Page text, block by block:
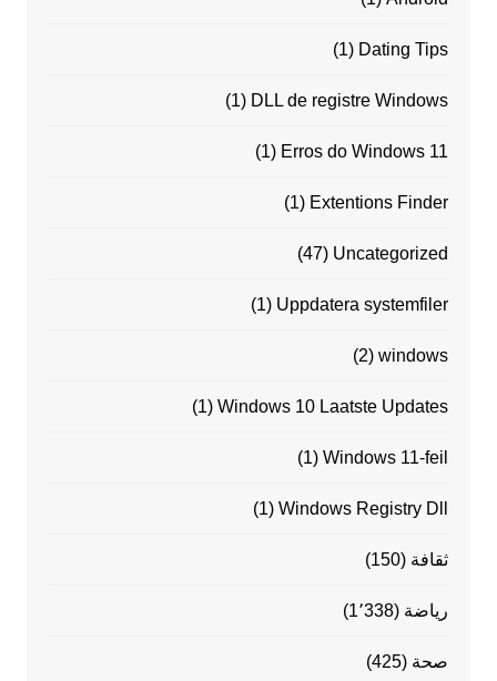
Dating Tips
(1)
DLL de registre Windows
(1)
Erros do Windows 11
(1)
Extentions Finder
(1)
Uncategorized
(47)
Uppdatera systemfiler
(1)
windows
(2)
Windows 10 Laatste Updates
(1)
Windows 11-feil
(1)
Windows Registry Dll
(1)
ثقافة (150)
رياضة (1٬338)
صحة (425)